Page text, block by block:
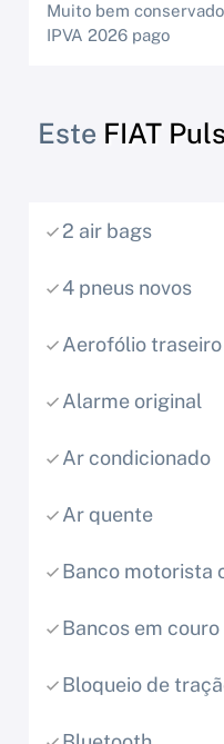
Muito bem conservado
IPVA 2026 pago
Este FIAT
2 air bags
4 pneus novos
Aerofólio traseiro
Alarme original
Ar condicionado
Ar quente
Banco motorista
Bancos em couro
Bloqueio de